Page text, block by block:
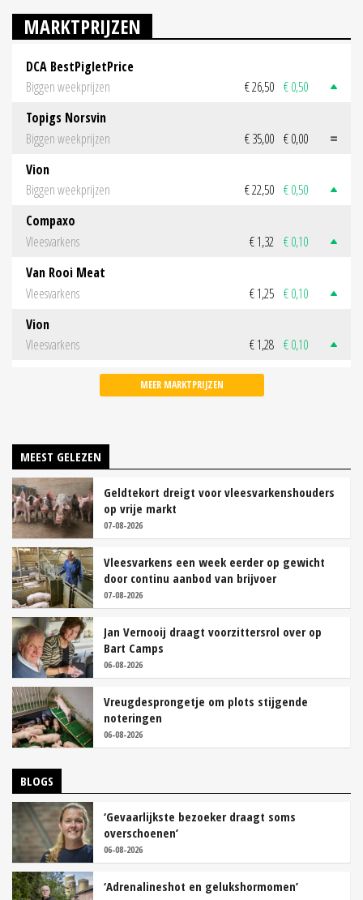
MARKTPRIJZEN
DCA BestPigletPrice
Biggen weekprijzen
€ 26,50 € 0,50
Topigs Norsvin
Biggen weekprijzen
€ 35,00 € 0,00
Vion
Biggen weekprijzen
€ 22,50 € 0,50
Compaxo
Vleesvarkens
€ 1,32 € 0,10
Van Rooi Meat
Vleesvarkens
€ 1,25 € 0,10
Vion
Vleesvarkens
€ 1,28 € 0,10
MEER MARKTPRIJZEN
MEEST GELEZEN
Geldtekort dreigt voor vleesvarkenshouders
op vrije markt
07-08-2026
Vleesvarkens een week eerder op gewicht
door continu aanbod van brijvoer
07-08-2026
Jan Vernooij draagt voorzittersrol over op
Bart Camps
06-08-2026
Vreugdesprongetje om plots stijgende
noteringen
06-08-2026
BLOGS
‘Gevaarlijkste bezoeker draagt soms
overschoenen’
06-08-2026
‘Adrenalineshot en gelukshormomen’